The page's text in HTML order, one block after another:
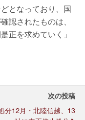
となっており、国
認されたものは、
正を求めていく」
次の投稿
分12月・北陸信越、13